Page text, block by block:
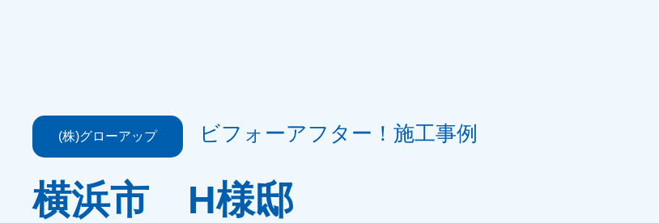
(株)グローアップ ビフォーアフター！施工事例
横浜市 H様邸